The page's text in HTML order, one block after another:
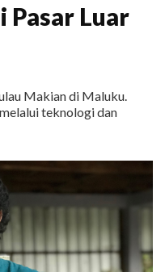
Pasar Luar
Makian di Maluku.
teknologi dan